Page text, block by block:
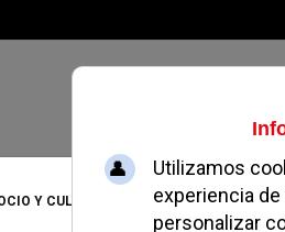
Y CULTURA DEPORTES MADRID